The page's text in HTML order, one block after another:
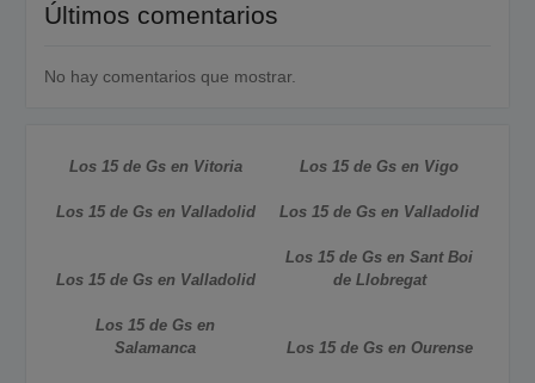
Últimos comentarios
No hay comentarios que mostrar.
Los 15 de Gs en Vitoria Los 15 de Gs en Vigo
Los 15 de Gs en Valladolid Los 15 de Gs en Valladolid
Los 15 de Gs en Valladolid
Los 15 de Gs en Sant Boi
de Llobregat
Los 15 de Gs en
Salamanca
Los 15 de Gs en Ourense